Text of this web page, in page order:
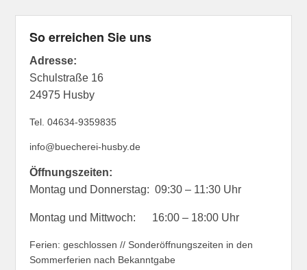
So erreichen Sie uns
Adresse:
Schulstraße 16
24975 Husby
Tel. 04634-9359835
info@buecherei-husby.de
Öffnungszeiten:
Montag und Donnerstag: 09:30 – 11:30 Uhr
Montag und Mittwoch: 16:00 – 18:00 Uhr
Ferien: geschlossen // Sonderöffnungszeiten in den
Sommerferien nach Bekanntgabe